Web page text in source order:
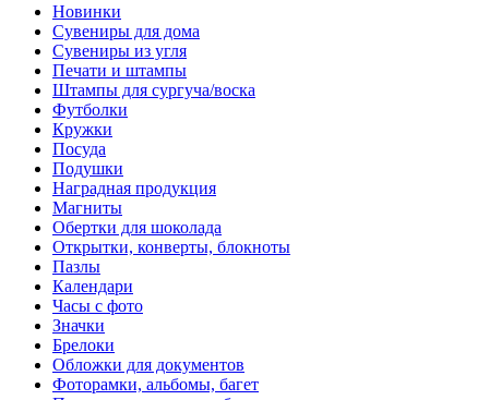
Новинки
Сувениры для дома
Сувениры из угля
Печати и штампы
Штампы для сургуча/воска
Футболки
Кружки
Посуда
Подушки
Наградная продукция
Магниты
Обертки для шоколада
Открытки, конверты, блокноты
Пазлы
Календари
Часы с фото
Значки
Брелоки
Обложки для документов
Фоторамки, альбомы, багет